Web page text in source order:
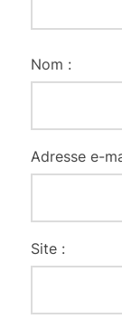
Nom :
Adresse e-
Site :